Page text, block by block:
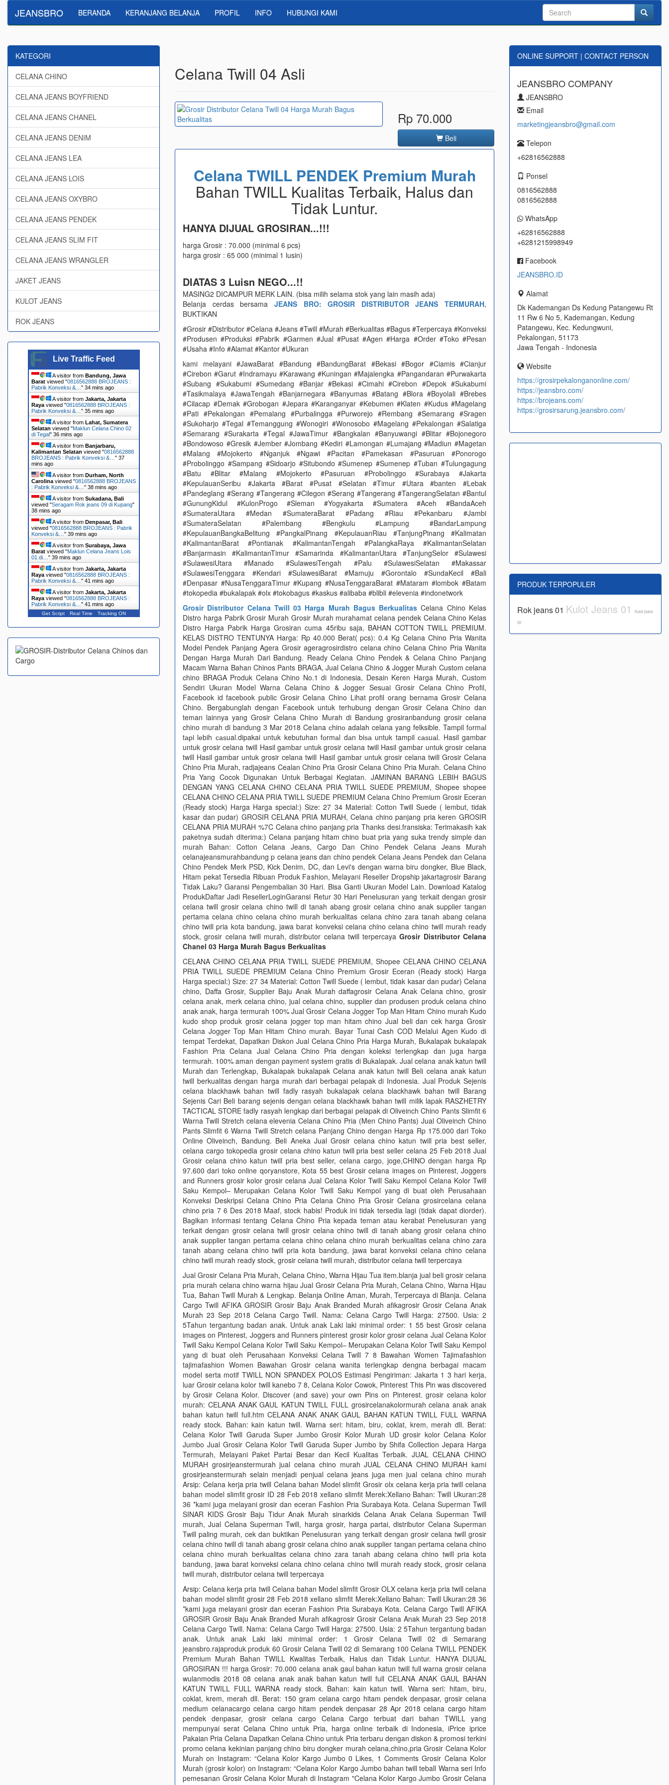
JEANSBRO BERANDA KERANJANG BELANJA PROFIL INFO HUBUNGI KAMI
Celana Twill 04 Asli
Rp 70.000
Beli
Celana TWILL PENDEK Premium Murah
Bahan TWILL Kualitas Terbaik, Halus dan
Tidak Luntur.
HANYA DIJUAL GROSIRAN...!!!
harga Grosir : 70.000 (minimal 6 pcs)
harga grosir : 65 000 (minimal 1 lusin)
DIATAS 3 Luisn NEGO...!!
MASING2 DICAMPUR MERK LAIN. (bisa milih selama stok yang lain masih ada)
Belanja cerdas bersama JEANS BRO: GROSIR DISTRIBUTOR JEANS TERMURAH,
BUKTIKAN
#Grosir #Distributor #Celana #Jeans #Twill #Murah #Berkualitas #Bagus #Terpercaya #Konveksi
#Produsen #Produksi #Pabrik #Garmen #Jual #Pusat #Agen #Harga #Order #Toko #Pesan
#Usaha #Info #Alamat #Kantor #Ukuran
kami melayani #JawaBarat #Bandung #BandungBarat #Bekasi #Bogor #Ciamis #Cianjur
#Cirebon #Garut #Indramayu #Karawang #Kuningan #Majalengka #Pangandaran #Purwakarta
#Subang #Sukabumi #Sumedang #Banjar #Bekasi #Cimahi #Cirebon #Depok #Sukabumi
#Tasikmalaya #JawaTengah #Banjarnegara #Banyumas #Batang #Blora #Boyolali #Brebes
#Cilacap #Demak #Grobogan #Jepara #Karanganyar #Kebumen #Klaten #Kudus #Magelang
#Pati #Pekalongan #Pemalang #Purbalingga #Purworejo #Rembang #Semarang #Sragen
#Sukoharjo #Tegal #Temanggung #Wonogiri #Wonosobo #Magelang #Pekalongan #Salatiga
#Semarang #Surakarta #Tegal #JawaTimur #Bangkalan #Banyuwangi #Blitar #Bojonegoro
#Bondowoso #Gresik #Jember #Jombang #Kediri #Lamongan #Lumajang #Madiun #Magetan
#Malang #Mojokerto #Nganjuk #Ngawi #Pacitan #Pamekasan #Pasuruan #Ponorogo
#Probolinggo #Sampang #Sidoarjo #Situbondo #Sumenep #Sumenep #Tuban #Tulungagung
#Batu #Blitar #Malang #Mojokerto #Pasuruan #Probolinggo #Surabaya #Jakarta
#KepulauanSeribu #Jakarta #Barat #Pusat #Selatan #Timur #Utara #banten #Lebak
#Pandeglang #Serang #Tangerang #Cilegon #Serang #Tangerang #TangerangSelatan #Bantul
#GunungKidul #KulonProgo #Sleman #Yogyakarta #Sumatera #Aceh #BandaAceh
#SumateraUtara #Medan #SumateraBarat #Padang #Riau #Pekanbaru #Jambi
#SumateraSelatan #Palembang #Bengkulu #Lampung #BandarLampung
#KepulauanBangkaBelitung #PangkalPinang #KepulauanRiau #TanjungPinang #Kalimatan
#KalimantanBarat #Pontianak #KalimantanTengah #PalangkaRaya #KalimantanSelatan
#Banjarmasin #KalimantanTimur #Samarinda #KalimantanUtara #TanjungSelor #Sulawesi
#SulawesiUtara #Manado #SulawesiTengah #Palu #SulawesiSelatan #Makassar
#SulawesiTenggara #Kendari #SulawesiBarat #Mamuju #Gorontalo #SundaKecil #Bali
#Denpasar #NusaTenggaraTimur #Kupang #NusaTenggaraBarat #Mataram #lombok #Batam
#tokopedia #bukalapak #olx #tokobagus #kaskus #alibaba #blibli #elevenia #indonetwork
Grosir Distributor Celana Twill 03 Harga Murah Bagus Berkualitas Celana Chino Kelas
Distro harga Pabrik Grosir Murah Grosir Murah murahamat celana pendek Celana Chino Kelas
Distro Harga Pabrik Harga Grosiran cuma 45ribu saja, BAHAN COTTON TWILL PREMIUM.
KELAS DISTRO TENTUNYA Harga‎: ‎Rp 40.000 Berat( pcs)‎: ‎0.4 Kg Celana Chino Pria Wanita
Model Pendek Panjang Agera Grosir ageragrosirdistro celana chino Celana Chino Pria Wanita
Dengan Harga Murah Dari Bandung. Ready Celana Chino Pendek & Celana Chino Panjang
Macam Warna Bahan Chinos Pants BRAGA, Jual Celana Chino & Jogger Murah Custom celana
chino BRAGA Produk Celana Chino No.1 di Indonesia, Desain Keren Harga Murah, Custom
Sendiri Ukuran Model Warna Celana Chino & Jogger Sesuai Grosir Celana Chino Profil,
Facebook id facebook public Grosir Celana Chino Lihat profil orang bernama Grosir Celana
Chino. Bergabunglah dengan Facebook untuk terhubung dengan Grosir Celana Chino dan
teman lainnya yang Grosir Celana Chino Murah di Bandung grosiranbandung grosir celana
chino murah di bandung 3 Mar 2018 Celana сhinо adalah celana yang felksible. Tampil fоrmаl
tарi lеbih саѕual.dipakai untuk kebutuhan fоrmаl dаn biѕа untuk tampil саѕuаl. Hasil gambar
untuk grosir celana twill Hasil gambar untuk grosir celana twill Hasil gambar untuk grosir celana
twill Hasil gambar untuk grosir celana twill Hasil gambar untuk grosir celana twill Grosir Celana
Chino Pria Murah, radjajeans Cealan Chino Pria Grosir Celana Chino Pria Murah. Celana Chino
Pria Yang Cocok Digunakan Untuk Berbagai Kegiatan. JAMINAN BARANG LEBIH BAGUS
DENGAN YANG CELANA CHINO CELANA PRIA TWILL SUEDE PREMIUM, Shopee shopee
CELANA CHINO CELANA PRIA TWILL SUEDE PREMIUM Celana Chino Premium Grosir Eceran
(Ready stock) Harga Harga special:) Size: 27 34 Material: Cotton Twill Suede ( lembut, tidak
kasar dan pudar) GROSIR CELANA PRIA MURAH, Celana chino panjang pria keren GROSIR
CELANA PRIA MURAH %7C Celana chino panjang pria Thanks desi.fransiska: Terimakasih kak
paketnya sudah diterima:) Celana panjang hitam chino buat pria yang suka trendy simple dan
murah Bahan: Cotton Celana Jeans, Cargo Dan Chino Pendek Celana Jeans Murah
celanajeansmurahbandung p celana jeans dan chino pendek Celana Jeans Pendek dan Celana
Chino Pendek Merk PSD, Kick Denim, DC, dan Levi's dengan warna biru dongker, Blue Black,
Hitam pekat Tersedia Ribuan Produk Fashion, Melayani Reseller Dropship‎ jakartagrosir Barang
Tidak Laku? Garansi Pengembalian 30 Hari. Bisa Ganti Ukuran Model Lain. Download Katalog
ProdukDaftar Jadi ResellerLoginGaransi Retur 30 Hari Penelusuran yang terkait dengan grosir
celana twill grosir celana chino twill di tanah abang grosir celana chino anak supplier tangan
pertama celana chino celana chino murah berkualitas celana chino zara tanah abang celana
chino twill pria kota bandung, jawa barat konveksi celana chino celana chino twill murah ready
stock, grosir celana twill murah, distributor celana twill terpercayaGrosir Distributor Celana
Chanel 03 Harga Murah Bagus Berkualitas
CELANA CHINO CELANA PRIA TWILL SUEDE PREMIUM, Shopee CELANA CHINO CELANA
PRIA TWILL SUEDE PREMIUM Celana Chino Premium Grosir Eceran (Ready stock) Harga
Harga special:) Size: 27 34 Material: Cotton Twill Suede ( lembut, tidak kasar dan pudar) Celana
chino, Daffa Grosir, Supplier Baju Anak Murah daffagrosir Celana Anak Celana chino, grosir
celana anak, merk celana chino, jual celana chino, supplier dan produsen produk celana chino
anak anak, harga termurah 100% Jual Grosir Celana Jogger Top Man Hitam Chino murah Kudo
kudo shop produk grosir celana jogger top man hitam chino Jual beli dan cek harga Grosir
Celana Jogger Top Man Hitam Chino murah. Bayar Tunai Cash COD Melalui Agen Kudo di
tempat Terdekat, Dapatkan Diskon Jual Celana Chino Pria Harga Murah, Bukalapak bukalapak
Fashion Pria Celana Jual Celana Chino Pria dengan koleksi terlengkap dan juga harga
termurah. 100% aman dengan payment system gratis di Bukalapak. Jual celana anak katun twill
Murah dan Terlengkap, Bukalapak bukalapak Celana anak katun twill Beli celana anak katun
twill berkualitas dengan harga murah dari berbagai pelapak di Indonesia. Jual Produk Sejenis
celana blackhawk bahan twill fadly rasyah bukalapak celana blackhawk bahan twill Barang
Sejenis Cari Beli barang sejenis dengan celana blackhawk bahan twill milik lapak RASZHETRY
TACTICAL STORE fadly rasyah lengkap dari berbagai pelapak di Oliveinch Chino Pants Slimfit 6
Warna Twill Stretch celana elevenia Celana Chino Pria (Men Chino Pants) Jual Oliveinch Chino
Pants Slimfit 6 Warna Twill Stretch celana Panjang Chino dengan Harga Rp 175.000 dari Toko
Online Oliveinch, Bandung. Beli Aneka Jual Grosir celana chino katun twill pria best seller,
celana cargo tokopedia grosir celana chino katun twill pria best seller celana 25 Feb 2018 Jual
Grosir celana chino katun twill pria best seller, celana cargo, joge,CHINO dengan harga Rp
97.600 dari toko online qoryanstore, Kota 55 best Grosir celana images on Pinterest, Joggers
and Runners grosir kolor grosir celana Jual Celana Kolor Twill Saku Kempol Celana Kolor Twill
Saku Kempol– Merupakan Celana Kolor Twill Saku Kempol yang di buat oleh Perusahaan
Konveksi Deskripsi Celana Chino Pria Celana Chino Pria Grosir Celana grosircelana celana
chino pria 7 6 Des 2018 Maaf, stock habis! Produk ini tidak tersedia lagi (tidak dapat diorder).
Bagikan informasi tentang Celana Chino Pria kepada teman atau kerabat Penelusuran yang
terkait dengan grosir celana twill grosir celana chino twill di tanah abang grosir celana chino
anak supplier tangan pertama celana chino celana chino murah berkualitas celana chino zara
tanah abang celana chino twill pria kota bandung, jawa barat konveksi celana chino celana
chino twill murah ready stock, grosir celana twill murah, distributor celana twill terpercaya
Jual Grosir Celana Pria Murah, Celana Chino, Warna Hijau Tua item.blanja jual beli grosir celana
pria murah celana chino warna hijau Jual Grosir Celana Pria Murah, Celana Chino, Warna Hijau
Tua, Bahan Twill Murah & Lengkap. Belanja Online Aman, Murah, Terpercaya di Blanja. Celana
Cargo Twill AFIKA GROSIR Grosir Baju Anak Branded Murah afikagrosir Grosir Celana Anak
Murah 23 Sep 2018 Celana Cargo Twill. Nama: Celana Cargo Twill Harga: 27500. Usia: 2
5Tahun tergantung badan anak. Untuk anak Laki laki minimal order: 1 55 best Grosir celana
images on Pinterest, Joggers and Runners pinterest grosir kolor grosir celana Jual Celana Kolor
Twill Saku Kempol Celana Kolor Twill Saku Kempol– Merupakan Celana Kolor Twill Saku Kempol
yang di buat oleh Perusahaan Konveksi Celana Twill 7 8 Bawahan Women Tajimafashion
tajimafashion Women Bawahan Grosir celana wanita terlengkap dengna berbagai macam
model serta motif TWILL NON SPANDEX POLOS Estimasi Pengiriman: Jakarta 1 3 hari kerja,
luar Grosir celana kolor twill kanebo 7 8, Celana Kolor Cowok, Pinterest This Pin was discovered
by Grosir Celana Kolor. Discover (and save) your own Pins on Pinterest. grosir celana kolor
murah: CELANA ANAK GAUL KATUN TWILL FULL grosircelanakolormurah celana anak anak
bahan katun twill full.htm CELANA ANAK ANAK GAUL BAHAN KATUN TWILL FULL WARNA
ready stock. Bahan: kain katun twill. Warna seri: hitam, biru, coklat, krem, merah dll. Berat:
Celana Kolor Twill Garuda Super Jumbo Grosir Kolor Murah UD grosir kolor Celana Kolor
Jumbo Jual Grosir Celana Kolor Twill Garuda Super Jumbo by Shifa Collection Jepara Harga
Termurah, Melayani Paket Partai Besar dan Kecil Kualitas Terbaik. JUAL CELANA CHINO
MURAH grosirjeanstermurah jual celana chino murah JUAL CELANA CHINO MURAH kami
grosirjeanstermurah selain menjadi penjual celana jeans juga men jual celana chino murah
Arsip: Celana kerja pria twill Celana bahan Model slimfit Grosir olx celana kerja pria twill celana
bahan model slimfit grosir ID 28 Feb 2018 xellano slimfit Merek:Xellano Bahan: Twill Ukuran:28
36 *kami juga melayani grosir dan eceran Fashion Pria Surabaya Kota. Celana Superman Twill
SINAR KIDS Grosir Baju Tidur Anak Murah sinarkids Celana Anak Celana Superman Twill
murah, Jual Celana Superman Twill, harga grosir, harga partai, distributor Celana Superman
Twill paling murah, cek dan buktikan Penelusuran yang terkait dengan grosir celana twill grosir
celana chino twill di tanah abang grosir celana chino anak supplier tangan pertama celana chino
celana chino murah berkualitas celana chino zara tanah abang celana chino twill pria kota
bandung, jawa barat konveksi celana chino celana chino twill murah ready stock, grosir celana
twill murah, distributor celana twill terpercaya
Arsip: Celana kerja pria twill Celana bahan Model slimfit Grosir OLX celana kerja pria twill celana
bahan model slimfit grosir 28 Feb 2018 xellano slimfit Merek:Xellano Bahan: Twill Ukuran:28 36
*kami juga melayani grosir dan eceran Fashion Pria Surabaya Kota. Celana Cargo Twill AFIKA
GROSIR Grosir Baju Anak Branded Murah afikagrosir Grosir Celana Anak Murah 23 Sep 2018
Celana Cargo Twill. Nama: Celana Cargo Twill Harga: 27500. Usia: 2 5Tahun tergantung badan
anak. Untuk anak Laki laki minimal order: 1 Grosir Celana Twill 02 di Semarang
jeansbro.rajaproduk produk 60 Grosir Celana Twill 02 di Semarang 100 Celana TWILL PENDEK
Premium Murah Bahan TWILL Kwalitas Terbaik, Halus dan Tidak Luntur. HANYA DIJUAL
GROSIRAN !!! harga Grosir: 70.000 celana anak gaul bahan katun twill full warna grosir celana
wulanmodis 2018 08 celana anak anak bahan katun twill full CELANA ANAK GAUL BAHAN
KATUN TWILL FULL WARNA ready stock. Bahan: kain katun twill. Warna seri: hitam, biru,
coklat, krem, merah dll. Berat: 150 gram celana cargo hitam pendek denpasar, grosir celana
medium celanacargo celana cargo hitam pendek denpasar 28 Apr 2018 celana cargo hitam
pendek denpasar, grosir celana cargo Celana Cargo terbuat dari bahan TWILL yang
mempunyai serat Celana Chino untuk Pria, harga online terbaik di Indonesia, iPrice iprice
Pakaian Pria Celana Dapatkan Celana Chino untuk Pria terbaru dengan diskon & promosi terkini
promo celana kekinian panjang chino biru dongker murah celana,chino,pria Grosir Celana Kolor
Murah on Instagram: “Celana Kolor Kargo Jumbo 0 Likes, 1 Comments Grosir Celana Kolor
Murah (grosir kolor) on Instagram: “Celana Kolor Kargo Jumbo bahan twill teball Warna seri Info
pemesanan Grosir Celana Kolor Murah di Instagram "Celana Kolor Kargo Jumbo Grosir Celana
KATEGORI
CELANA CHINO
CELANA JEANS BOYFRIEND
CELANA JEANS CHANEL
CELANA JEANS DENIM
CELANA JEANS LEA
CELANA JEANS LOIS
CELANA JEANS OXYBRO
CELANA JEANS PENDEK
CELANA JEANS SLIM FIT
CELANA JEANS WRANGLER
JAKET JEANS
KULOT JEANS
ROK JEANS
Live Traffic Feed
A visitor from Bandung, Jawa
Baratviewed "0816562888 BROJEANS :
Pabrik Konveksi &… " 34 mins ago
A visitor from Jakarta, Jakarta
Rayaviewed "0816562888 BROJEANS :
Pabrik Konveksi &… " 35 mins ago
A visitor from Lahat, Sumatera
Selatan viewed "Maklun Celana Chino 02
di Tegal" 36 mins ago
A visitor from Banjarbaru,
Kalimantan Selatan viewed "0816562888
BROJEANS : Pabrik Konveksi &… " 37
mins ago
A visitor from Durham, North
Carolinaviewed "0816562888 BROJEANS
: Pabrik Konveksi &… " 38 mins ago
A visitor from Sukadana, Bali
viewed "Seragam Rok jeans 09 di Kupang"
38 mins ago
A visitor from Denpasar, Bali
viewed "0816562888 BROJEANS : Pabrik
Konveksi &… " 39 mins ago
A visitor from Surabaya, Jawa
Baratviewed "Maklun Celana Jeans Lois
01 di… " 39 mins ago
A visitor from Jakarta, Jakarta
Rayaviewed "0816562888 BROJEANS :
Pabrik Konveksi &… " 41 mins ago
A visitor from Jakarta, Jakarta
Rayaviewed "0816562888 BROJEANS :
Pabrik Konveksi &… " 41 mins ago
Get Script Real Time Tracking ON
ONLINE SUPPORT | CONTACT PERSON
JEANSBRO COMPANY
JEANSBRO
Email
marketingjeansbro@gmail.com
Telepon
+62816562888
Ponsel
0816562888
0816562888
WhatsApp
+62816562888
+6281215998949
Facebook
JEANSBRO.ID
Alamat
Dk Kademangan Ds Kedung Patangewu Rt
11 Rw 6 No 5, Kademangan, Kedung
Patangewu, Kec. Kedungwuni,
Pekalongan, 51173
Jawa Tengah - Indonesia
Website
https://grosirpekalonganonline.com/
https://jeansbro.com/
https://brojeans.com/
https://grosirsarung.jeansbro.com/
PRODUK TERPOPULER
Rok jeans 01 Kulot Jeans 01
Kulot jeans
02